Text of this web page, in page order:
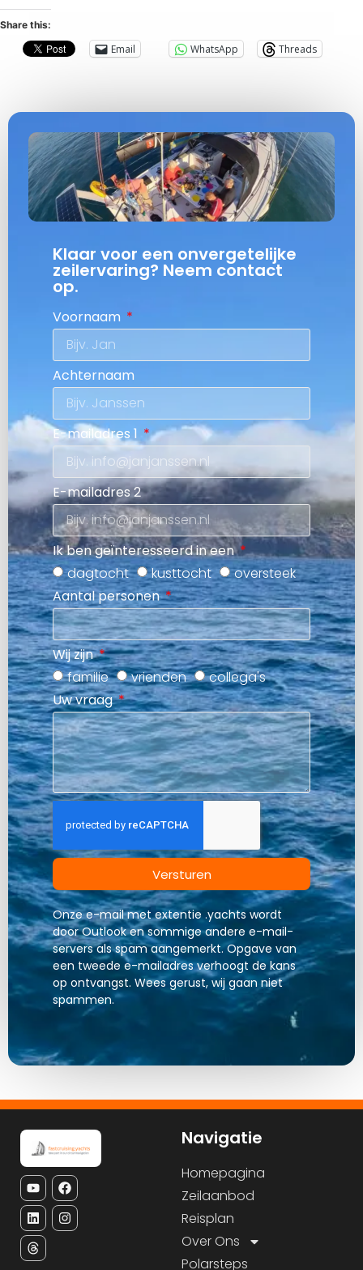
Share this:
Email WhatsApp Threads
Klaar voor een onvergetelijke
zeilervaring? Neem contact
op.
Voornaam
Achternaam
E-mailadres 1
E-mailadres 2
Ik ben geïnteresseerd in een
dagtocht
kusttocht
oversteek
Aantal personen
Wij zijn
familie
vrienden
collega's
Uw vraag
Versturen
Onze e-mail met extentie .yachts wordt
door Outlook en sommige andere e-mail-
servers als spam aangemerkt. Opgave van
een tweede e-mailadres verhoogt de kans
op ontvangst. Wees gerust, wij gaan niet
spammen.
Navigatie
Homepagina
Zeilaanbod
Reisplan
Over Ons
Polarsteps